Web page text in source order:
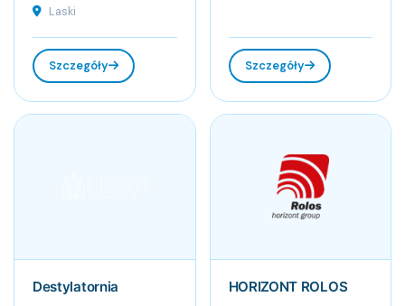
Laski
Szczegóły Szczegóły
Destylatornia HORIZONT ROLOS